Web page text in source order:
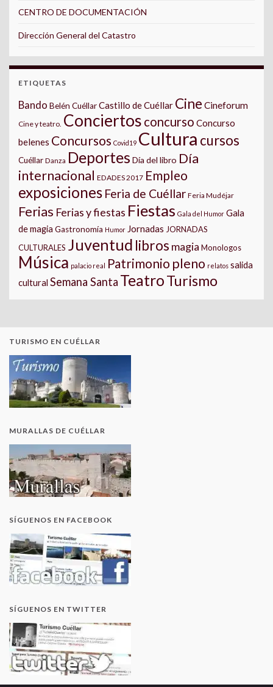
CENTRO DE DOCUMENTACIÓN
Dirección General del Catastro
ETIQUETAS
Bando Belén CuéllarCastillo de Cuéllar Cine Cineforum
Cine y teatro. Conciertos concurso Concurso
belenes Concursos Covid19 Cultura cursos
Cuéllar Danza Deportes Día del libro Día
internacional EDADES 2017 Empleo
exposiciones Feria de Cuéllar Feria Mudéjar
Ferias Ferias y fiestas Fiestas Gala del Humor Gala
de magia Gastronomía Humor Jornadas JORNADAS
CULTURALES Juventud libros magia Monologos
Música palacio real Patrimonio pleno relatos salida
cultural Semana Santa TeatroTurismo
TURISMO EN CUÉLLAR
MURALLAS DE CUÉLLAR
SÍGUENOS EN FACEBOOK
SÍGUENOS EN TWITTER